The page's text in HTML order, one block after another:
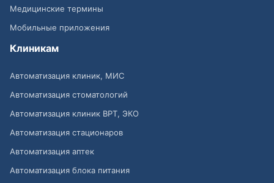
Медицинские термины
Мобильные приложения
Клиникам
Автоматизация клиник, МИС
Автоматизация стоматологий
Автоматизация клиник ВРТ, ЭКО
Автоматизация стационаров
Автоматизация аптек
Автоматизация блока питания